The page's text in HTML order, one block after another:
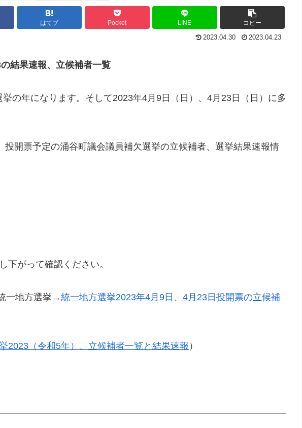
はてブ Pocket LINE コピー
2023.04.30 2023.04.23
結果速報、立候補者一覧
の年になります。そして2023年4月9日（日）、4月23日（日）に多
投開票予定の涌谷町議会議員補欠選挙の立候補者、選挙結果速報情
下がって確認ください。
一地方選挙→統一地方選挙2023年4月9日、4月23日投開票の立候補
2023（令和5年）、立候補者一覧と結果速報 ）